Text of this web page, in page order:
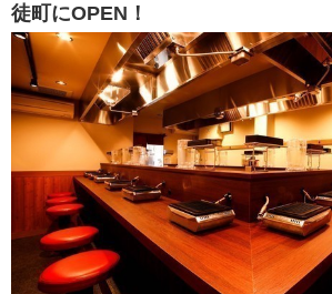
徒町にOPEN！